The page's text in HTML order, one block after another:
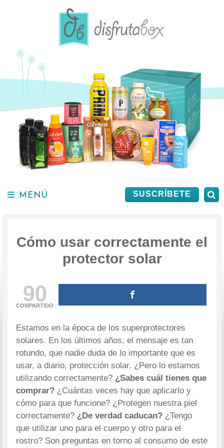
SUSCRÍBETE
MENÚ
Cómo usar correctamente el
protector solar
90
COMPARTIDO
Estamos en la época de los superprotectores
solares. En los últimos años, el mensaje es tan
rotundo, que nadie duda de lo importante que es
usar, a diario, protección solar. ¿Pero lo estamos
utilizando correctamente? ¿Sabes cuál tienes que
comprar? ¿Cuántas veces hay que aplicarlo y
cómo para que funcione? ¿Protegen nuestra piel
correctamente? ¿De verdad caducan? ¿Tengo
que utilizar uno para el cuerpo y otro para el
rostro? Son preguntas en torno al consumo de este